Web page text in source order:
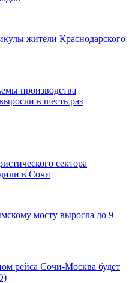
жители Краснодарского
производства
в шесть раз
сектора
в Сочи
мосту выросла до 9
рейса Сочи-Москва будет